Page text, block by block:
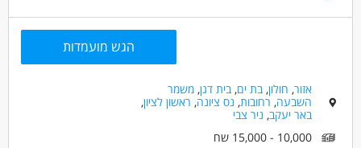
הגש מועמדות
אזור, חולון,בת ים,בית דגן,משמר
השבעה, רחובות, נס ציונה, ראשון לציון,
באר יעקב, ניר צבי
10,000 - 15,000 שח